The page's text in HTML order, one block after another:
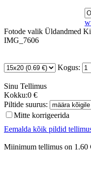
Fotode valik Üldandmed
IMG_7606
Kogus:
Sinu Tellimus
Kokku:0 €
Piltide suurus:
Mitte korrigeerida
Eemalda kõik pildid
Miinimum tellimus on 1.60